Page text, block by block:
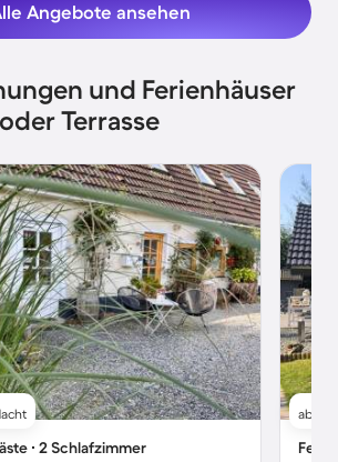
Angebote ansehen
und Ferienhäuser
Terrasse
∙ 2 Schlafzimmer
ab